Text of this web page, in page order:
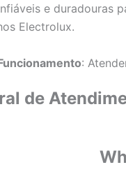
​​e duradouras
Electrolux.
:
de